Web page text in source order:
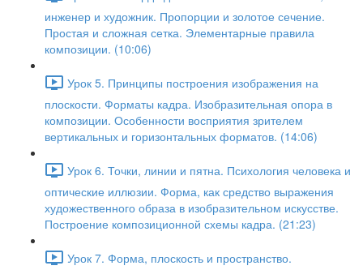
инженер и художник. Пропорции и золотое сечение.
Простая и сложная сетка. Элементарные правила
композиции. (10:06)
Урок 5. Принципы построения изображения на
плоскости. Форматы кадра. Изобразительная опора в
композиции. Особенности восприятия зрителем
вертикальных и горизонтальных форматов. (14:06)
Урок 6. Точки, линии и пятна. Психология человека и
оптические иллюзии. Форма, как средство выражения
художественного образа в изобразительном искусстве.
Построение композиционной схемы кадра. (21:23)
Урок 7. Форма, плоскость и пространство.